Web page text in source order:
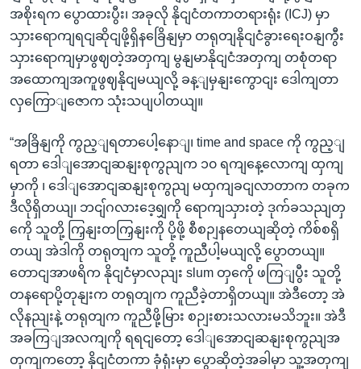
အစိုးရက ပွောထားပွီး၊ အခုလို နိုငျငံတကာတရားရုံး (ICJ) မှာ
သှားရောကျရငျဆိုငျဖို့ရှိနခြေိနျမှာ တရုတျနိုငျငံခွားရေးဝနျကွီး
သှားရောကျမှာဖွဈတဲ့အတှကျ မွနျမာနိုငျငံအတှကျ တစုံတရာ
အထောကျအကူဖွဈနိုငျမယျလို့ ခန့ျမှနျးကွောငျး ဒေါကျတာ
လှကြောျဇောက သုံးသပျပါတယျ။
“အခြိနျကို ကွည့ျရတာပေါ့နောျ၊ time and space ကို ကွည့ျ
ရတာ ဒေါျအောငျဆနျးစုကွညျက ၁၀ ရကျနေ့လောကျ ထှကျ
မှာကို ၊ ဒေါျအောငျဆနျးစုကွညျ မထှကျခငျလာတာက တခုက
ဒီလိုရှိတယျ၊ ဘငျ်ဂလားဒေ့ရျှကို ရောကျသှားတဲ့ ဒုက်ခသညျတှ
ကေို သူတို့ ကြှနျးတကြှနျးကို ပို့ဖို့ စီစဉျနတေယျဆိုတဲ့ ကိစ်စရှိ
တယျ အဲဒါကို တရုတျက သူတို့ ကူညီပါ့မယျလို့ ပွောတယျ။
တောငျအာဖရိက နိုငျငံမှာလညျး slum တှကေို ဖကြျပွီး သူတို့
တနရောပို့တုနျးက တရုတျက ကူညီခဲ့တာရှိတယျ။ အဲဒီတော့ အဲ
လိုနညျးနဲ့ တရုတျက ကူညီဖို့မြား စဉျးစားသလားမသိဘူး။ အဲဒီ
အခကြျအလကျကို ရရငျတော့ ဒေါျအောငျဆနျးစုကွညျအ
တှကျကတော့ နိုငျငံတကာ ခုံရုံးမှာ ပွောဆိုတဲ့အခါမှာ သူ့အတှကျ